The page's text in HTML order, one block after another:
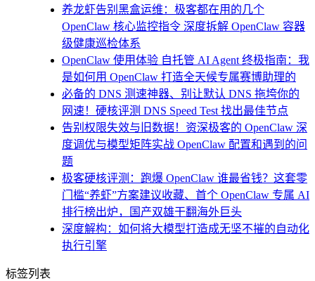
养龙虾告别黑盒运维：极客都在用的几个
OpenClaw 核心监控指令 深度拆解 OpenClaw 容器
级健康巡检体系
OpenClaw 使用体验 自托管 AI Agent 终极指南：我
是如何用 OpenClaw 打造全天候专属赛博助理的
必备的 DNS 测速神器、别让默认 DNS 拖垮你的
网速！硬核评测 DNS Speed Test 找出最佳节点
告别权限失效与旧数据！资深极客的 OpenClaw 深
度调优与模型矩阵实战 OpenClaw 配置和遇到的问
题
极客硬核评测：跑爆 OpenClaw 谁最省钱？这套零
门槛“养虾”方案建议收藏、首个 OpenClaw 专属 AI
排行榜出炉，国产双雄干翻海外巨头
深度解构：如何将大模型打造成无坚不摧的自动化
执行引擎
标签列表